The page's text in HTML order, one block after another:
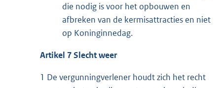
die nodig is voor het opbouwen en
afbreken van de kermisattracties en niet
op Koninginnedag.
Artikel 7 Slecht weer
1 De vergunningverlener houdt zich het recht